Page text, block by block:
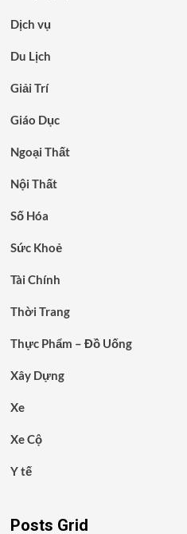
Dịch vụ
Du Lịch
Giải Trí
Giáo Dục
Ngoại Thất
Nội Thất
Số Hóa
Sức Khoẻ
Tài Chính
Thời Trang
Thực Phẩm – Đồ Uống
Xây Dựng
Xe
Xe Cộ
Y tế
Posts Grid